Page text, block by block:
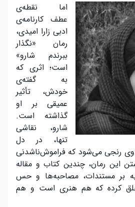
اما نقطه‌ی
عطف کارنامه‌ی
ادبی زارا امیدی،
رمان «نگذار
ببرندم شارو»
است؛ اثری که
به گفته‌ی
خودش، تأثیر
عمیقی بر او
گذاشته است.
شارو، نقاشی
تنها، در دل
رنجی می‌شود که فراموش‌ناشدنی
این رمان، چندین کتاب و مقاله
بر مستندات، مصاحبه‌ها و حس
کرده که هم هنری است و هم